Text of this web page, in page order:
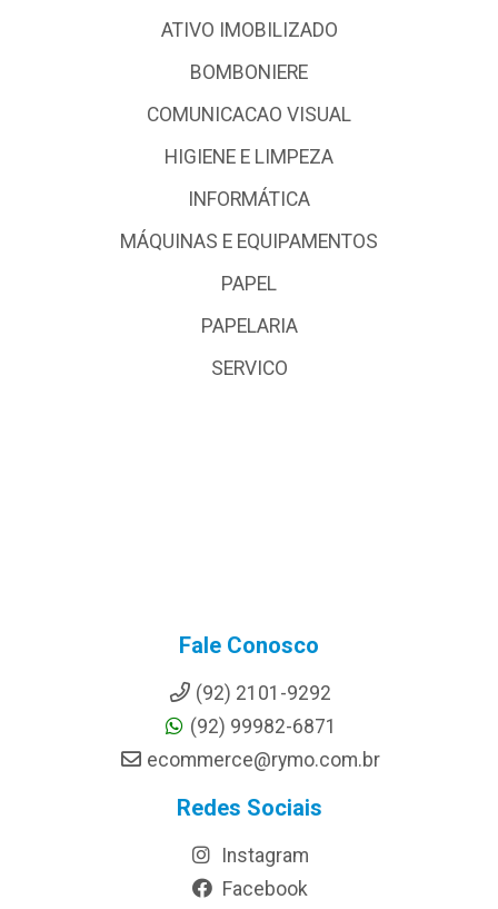
ATIVO IMOBILIZADO
BOMBONIERE
COMUNICACAO VISUAL
HIGIENE E LIMPEZA
INFORMÁTICA
MÁQUINAS E EQUIPAMENTOS
PAPEL
PAPELARIA
SERVICO
Fale Conosco
(92) 2101-9292
(92) 99982-6871
ecommerce@rymo.com.br
Redes Sociais
Instagram
Facebook